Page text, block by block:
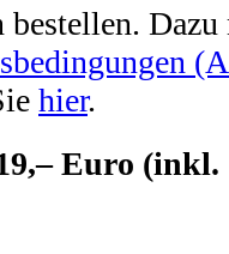
Dazu
hier.
Euro